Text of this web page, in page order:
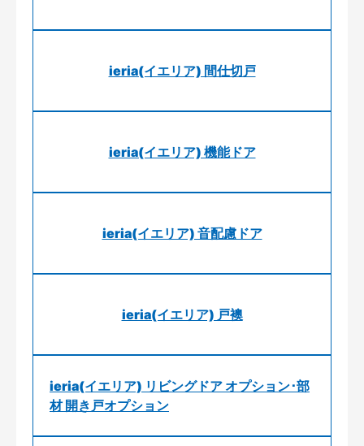
ieria(イエリア) 間仕切戸
ieria(イエリア) 機能ドア
ieria(イエリア) 音配慮ドア
ieria(イエリア) 戸襖
ieria(イエリア) リビングドア オプション･部
材 開き戸オプション